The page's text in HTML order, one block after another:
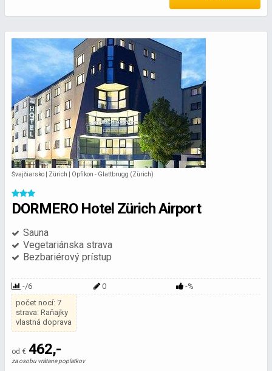
Švajčiarsko | Zürich | Opfikon - Glattbrugg (Zürich)
DORMERO Hotel Zürich Airport
Sauna
Vegetariánska strava
Bezbariérový prístup
-/6 0
-%
počet nocí: 7
strava: Raňajky
vlastná doprava
od € 462,-
za osobu vrátane poplatkov